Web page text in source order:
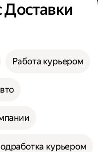
Работа курьером
курьером